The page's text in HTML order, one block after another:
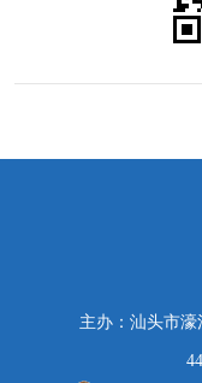
主办：汕头市